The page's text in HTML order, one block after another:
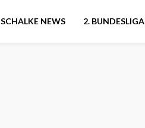
SCHALKE NEWS 2. BUNDESLIGA